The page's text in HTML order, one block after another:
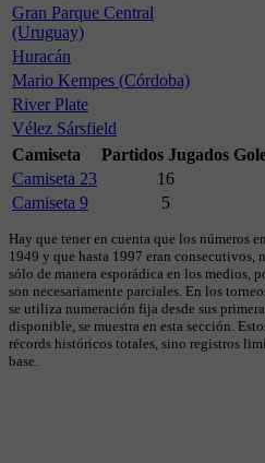
Gran Parque Central
(Uruguay)
Huracán
Mario Kempes (Córdoba)
River Plate
Vélez Sársfield
Camiseta
Partidos Jugados
Camiseta 23
16
Camiseta 9
5
Hay que tener en cuenta que los números
1949 y que hasta 1997 eran consecutivos,
sólo de manera esporádica en los medios,
son necesariamente parciales. En los
se utiliza numeración fija desde sus
disponible, se muestra en esta sección.
récords históricos totales, sino registros
base.